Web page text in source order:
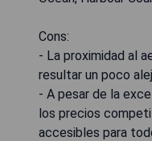
Cons:
- La proximidad al
resultar un poco
- A pesar de la
los precios
accesibles para